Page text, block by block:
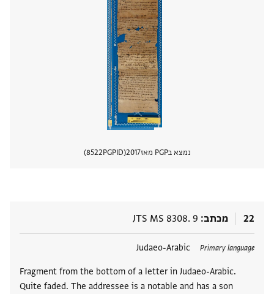
נמצא בPGP מאז 2017
PGPID
8522
22 מכתב JTS MS 8308. 9
Primary language
Judaeo-Arabic
Fragment from the bottom of a letter in Judaeo-Arabic.
Quite faded. The addressee is a notable and has a son
תגים